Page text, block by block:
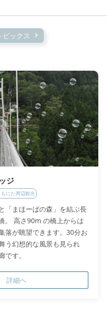
ピックス
ジ
にた周辺観光
「まほーばの森」を結ぶ長
。 高さ90m の橋上からは
落が眺望できます。30分お
う幻想的な風景も見られ
です。
詳細へ